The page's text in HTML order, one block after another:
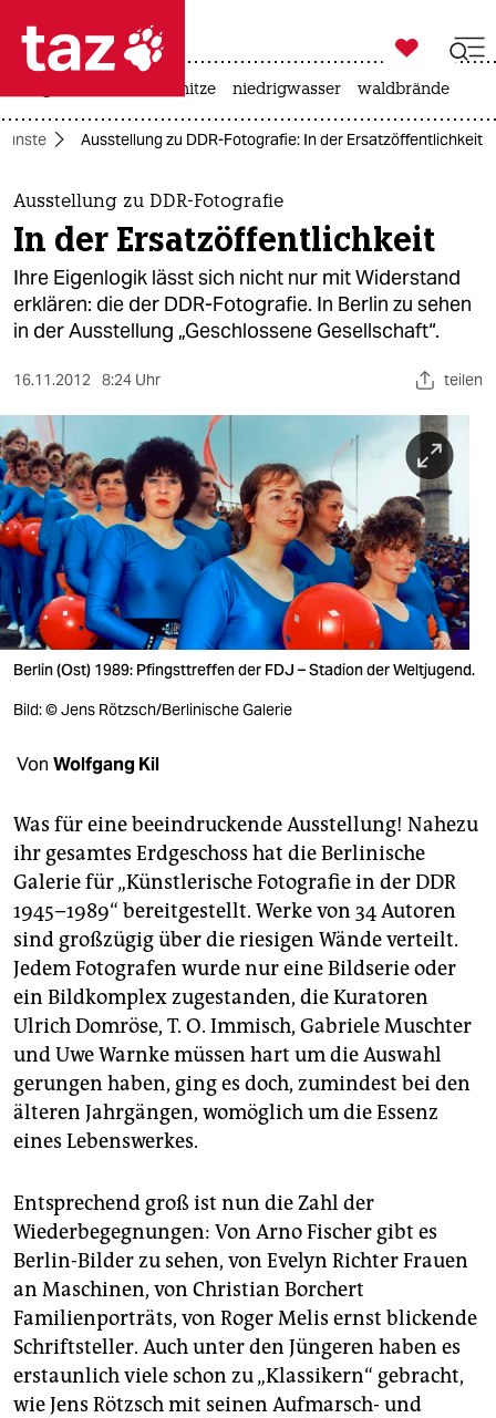
 taz zahl ich
taz zahl ich
themen
politik
öko
sport
berlin
nord
wahrheit
verlag
shop
fragen & hilfe
unterstützen
abo
genossenschaft
epaper login

taz zahl ich
hitze niedrigwasser waldbrände
Ausstellung zu DDR-Fotografie: In der Ersatzöffentlichkeit
Ausstellung zu DDR-Fotografie
In der Ersatzöffentlichkeit
Ihre Eigenlogik lässt sich nicht nur mit Widerstand
erklären: die der DDR-Fotografie. In Berlin zu sehen
in der Ausstellung „Geschlossene Gesellschaft“.
16.11.2012 8:24 Uhr teilen
Berlin (Ost) 1989: Pfingsttreffen der FDJ – Stadion der Weltjugend.
Bild: © Jens Rötzsch/Berlinische Galerie
Von Wolfgang Kil
Was für eine beeindruckende Ausstellung! Nahezu
ihr gesamtes Erdgeschoss hat die Berlinische
Galerie für „Künstlerische Fotografie in der DDR
1945–1989“ bereitgestellt. Werke von 34 Autoren
sind großzügig über die riesigen Wände verteilt.
Jedem Fotografen wurde nur eine Bildserie oder
ein Bildkomplex zugestanden, die Kuratoren
Ulrich Domröse, T. O. Immisch, Gabriele Muschter
und Uwe Warnke müssen hart um die Auswahl
gerungen haben, ging es doch, zumindest bei den
älteren Jahrgängen, womöglich um die Essenz
eines Lebenswerkes.
Entsprechend groß ist nun die Zahl der
Wiederbegegnungen: Von Arno Fischer gibt es
Berlin-Bilder zu sehen, von Evelyn Richter Frauen
an Maschinen, von Christian Borchert
Familienporträts, von Roger Melis ernst blickende
Schriftsteller. Auch unter den Jüngeren haben es
erstaunlich viele schon zu „Klassikern“ gebracht,
wie Jens Rötzsch mit seinen Aufmarsch- und